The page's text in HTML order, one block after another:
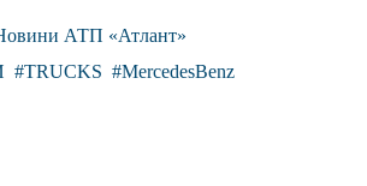
АТП «Атлант»
TRUCKS MercedesBenz